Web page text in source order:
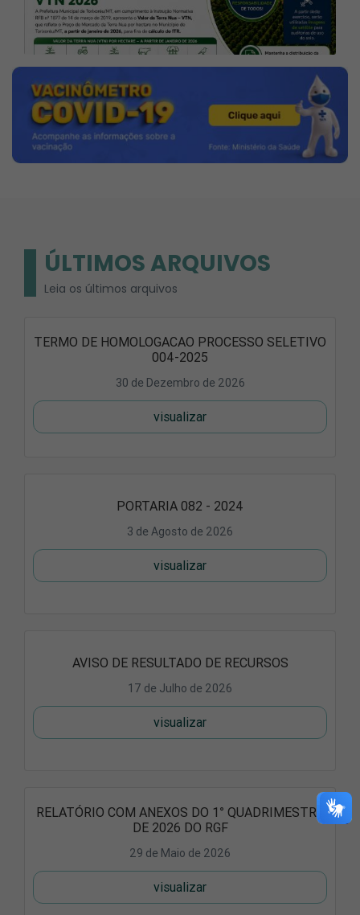
ÚLTIMOS ARQUIVOS
Leia os últimos arquivos
TERMO DE HOMOLOGACAO PROCESSO SELETIVO
004-2025
30 de Dezembro de 2026
visualizar
PORTARIA 082 - 2024
3 de Agosto de 2026
visualizar
AVISO DE RESULTADO DE RECURSOS
17 de Julho de 2026
visualizar
RELATÓRIO COM ANEXOS DO 1° QUADRIMESTRE
DE 2026 DO RGF
29 de Maio de 2026
visualizar